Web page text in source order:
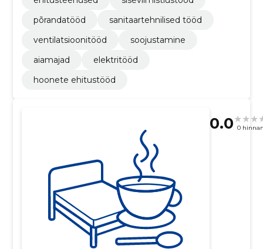
põrandatööd
sanitaartehnilised tööd
ventilatsioonitööd
soojustamine
aiamajad
elektritööd
hoonete ehitustööd
0.0 0